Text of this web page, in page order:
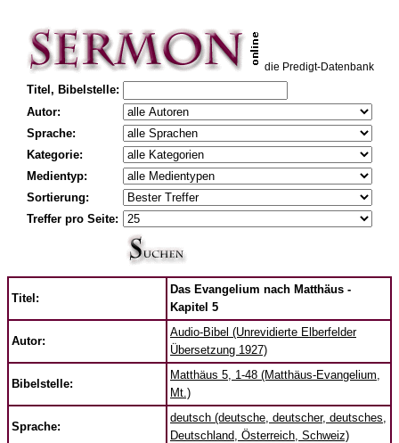
die Predigt-Datenbank
Titel, Bibelstelle:
Autor:
Sprache:
Kategorie:
Medientyp:
Sortierung:
Treffer pro Seite:
Titel:
Das Evangelium nach Matthäus -
Kapitel 5
Autor:
Audio-Bibel (Unrevidierte Elberfelder
Übersetzung 1927)
Bibelstelle:
Matthäus 5, 1-48 (Matthäus-Evangelium,
Mt.)
Sprache:
deutsch (deutsche, deutscher, deutsches,
Deutschland, Österreich, Schweiz)